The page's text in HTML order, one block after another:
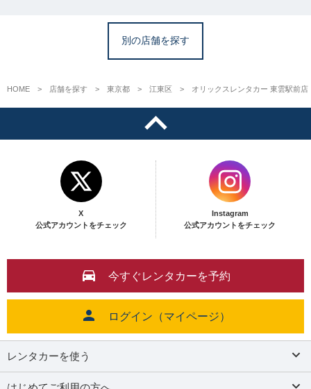
別の店舗を探す
HOME 店舗を探す 東京都 江東区 オリックスレンタカー 東雲駅前店
X
公式アカウントをチェック
Instagram
公式アカウントをチェック
今すぐレンタカーを予約
ログイン（マイページ）
レンタカーを使う